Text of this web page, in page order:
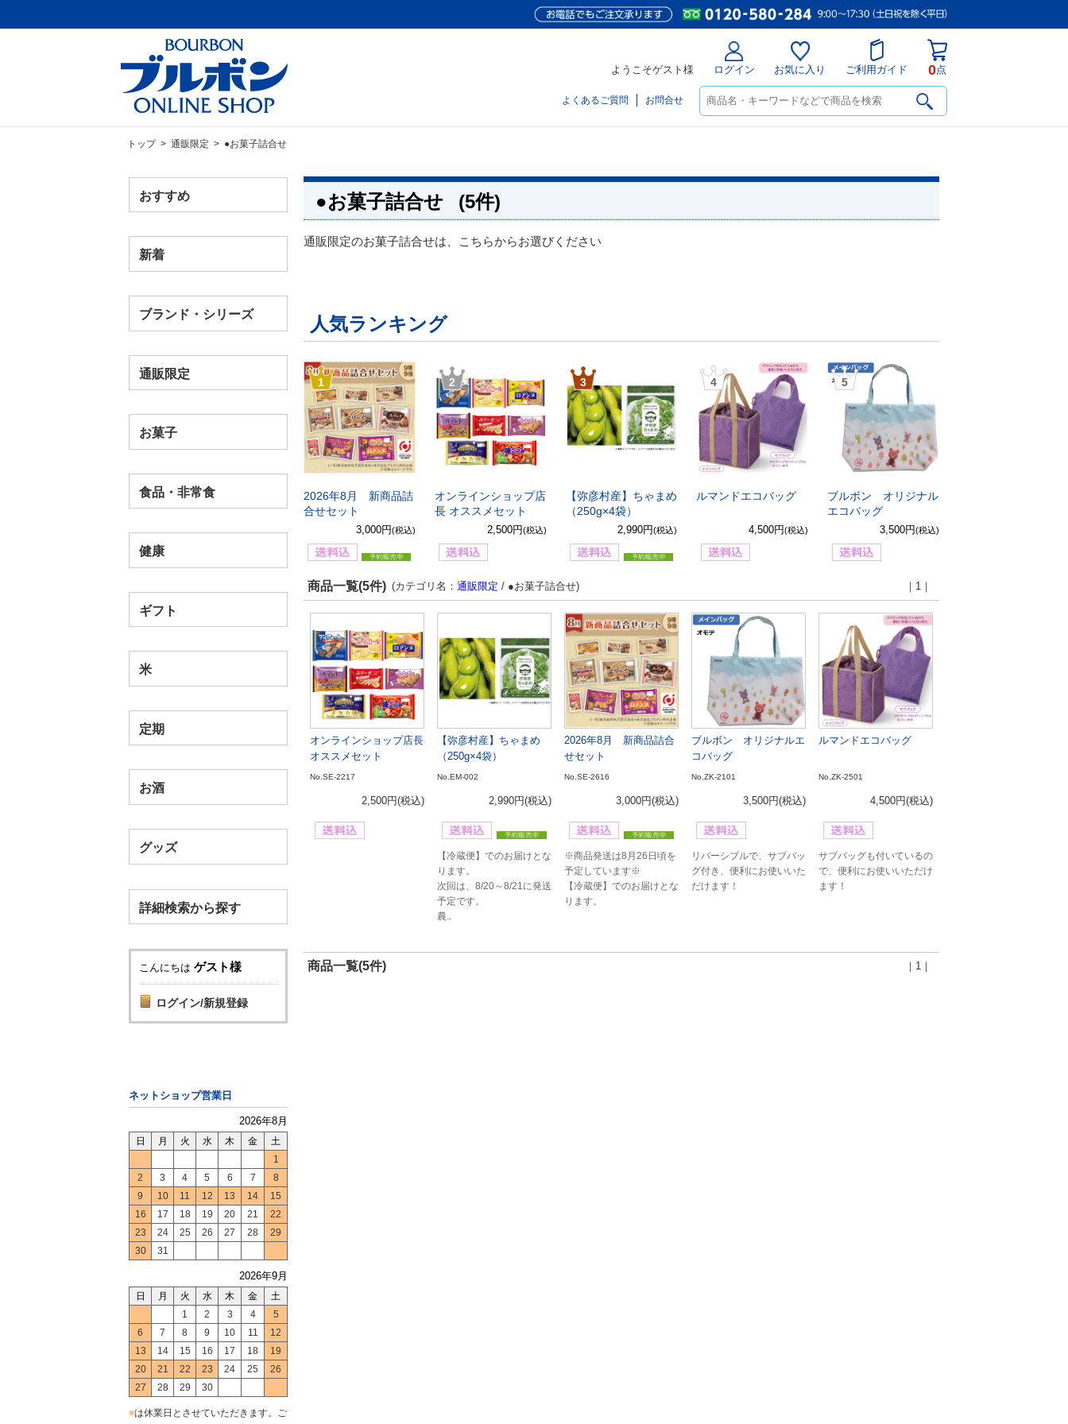
ようこそゲスト様 ログイン お気に入り ご利用ガイド 0点
よくあるご質問 お問合せ
トップ> 通販限定 > ●お菓子詰合せ
おすすめ
新着
ブランド・シリーズ
通販限定
お菓子
食品・非常食
健康
ギフト
米
定期
お酒
グッズ
詳細検索から探す
こんにちは ゲスト様
ログイン/新規登録
ネットショップ営業日
2026年8月
日 月 火 水 木 金
土
1
2
3 4 5 6 7
8
9
10 11 12 13 14
15
16
17 18 19 20 21
22
23
24 25 26 27 28
29
30
31
2026年9月
日 月 火 水 木 金
土
1
2 3 4
5
6
7 8 9 10 11
12
13
14 15 16 17 18
19
20
21 22 23 24 25
26
27
28 29 30
■は休業日とさせていただきます。ご
●お菓子詰合せ (5件)
通販限定のお菓子詰合せは、こちらからお選びください
人気ランキング
1
2026年8月 新商品詰
合せセット
3,000円(税込)
2
オンラインショップ店
長 オススメセット
2,500円(税込)
3
【弥彦村産】ちゃまめ
（250g×4袋）
2,990円(税込)
4
ルマンドエコバッグ
4,500円(税込)
5
ブルボン オリジナル
エコバッグ
3,500円(税込)
商品一覧(5件) ｜1｜
(カテゴリ名： 通販限定 / ●お菓子詰合せ)
オンラインショップ店長
オススメセット
No.SE-2217
2,500円(税込)
【弥彦村産】ちゃまめ
（250g×4袋）
No.EM-002
2,990円(税込)
【冷蔵便】でのお届けとな
ります。
次回は、8/20～8/21に発送
予定です。
農..
2026年8月 新商品詰合
せセット
No.SE-2616
3,000円(税込)
※商品発送は8月26日頃を
予定しています※
【冷蔵便】でのお届けとな
ります。
ブルボン オリジナルエ
コバッグ
No.ZK-2101
3,500円(税込)
リバーシブルで、サブバッ
グ付き、便利にお使いいた
だけます！
ルマンドエコバッグ
No.ZK-2501
4,500円(税込)
サブバッグも付いているの
で、便利にお使いいただけ
ます！
商品一覧(5件) ｜1｜